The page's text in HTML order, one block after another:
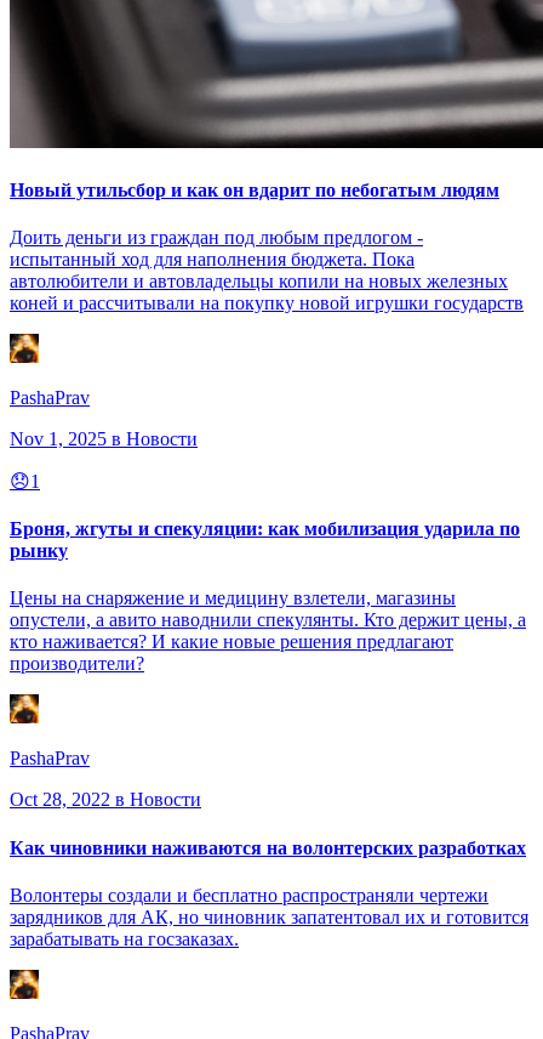
Новый утильсбор и как он вдарит по небогатым людям
Доить деньги из граждан под любым предлогом -
испытанный ход для наполнения бюджета. Пока
автолюбители и автовладельцы копили на новых железных
коней и рассчитывали на покупку новой игрушки государств
PashaPrav
Nov 1, 2025 в Новости
😞1
Броня, жгуты и спекуляции: как мобилизация ударила по
рынку
Цены на снаряжение и медицину взлетели, магазины
опустели, а авито наводнили спекулянты. Кто держит цены, а
кто наживается? И какие новые решения предлагают
производители?
PashaPrav
Oct 28, 2022 в Новости
Как чиновники наживаются на волонтерских разработках
Волонтеры создали и бесплатно распространяли чертежи
зарядников для АК, но чиновник запатентовал их и готовится
зарабатывать на госзаказах.
PashaPrav